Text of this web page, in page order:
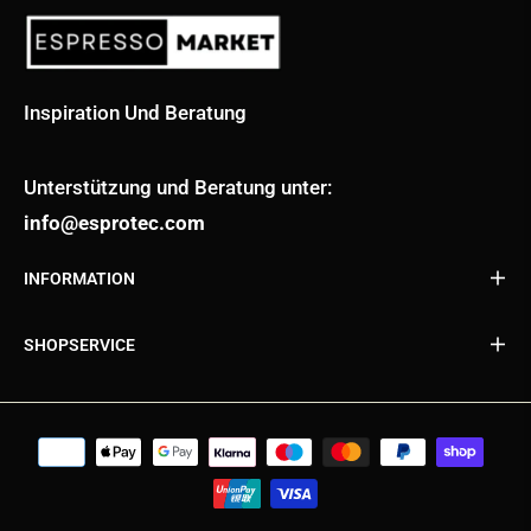
Inspiration Und Beratung
Unterstützung und Beratung unter:
info@esprotec.com
INFORMATION
SHOPSERVICE